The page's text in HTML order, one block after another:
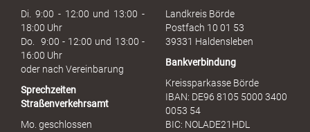
u
h
Di. 9:00 - 12:00 und 13:00 -
18:00 Uhr
Do. 9:00 - 12:00 und 13:00 -
16:00 Uhr
oder nach Vereinbarung
Sprechzeiten
Straßenverkehrsamt
Mo. geschlossen
Landkreis Börde
Postfach 10 01 53
39331 Haldensleben
Bankverbindung
Kreissparkasse Börde
IBAN: DE96 8105 5000 3400
0053 54
BIC: NOLADE21HDL